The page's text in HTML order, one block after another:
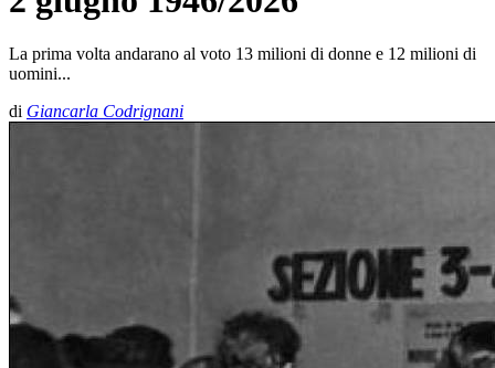
La prima volta andarano al voto 13 milioni di donne e 12 milioni di
uomini...
di Giancarla Codrignani